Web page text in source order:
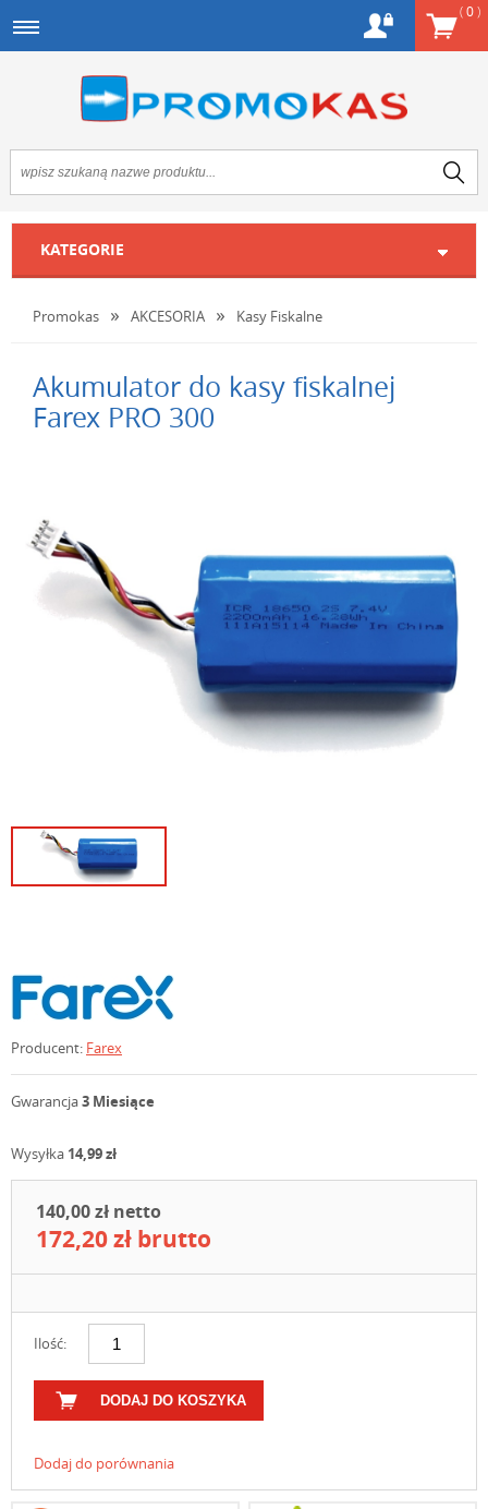
(0)
KATEGORIE
Promokas AKCESORIA Kasy Fiskalne
Akumulator do kasy fiskalnej
Farex PRO 300
Producent: Farex
Gwarancja3 Miesiące
Wysyłka 14,99 zł
140,00 zł netto
172,20 zł brutto
Ilość:
DODAJ DO KOSZYKA
Dodaj do porównania